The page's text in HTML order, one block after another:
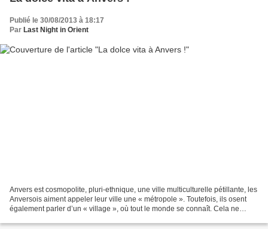
Publié le 30/08/2013 à 18:17
Par Last Night in Orient
Anvers est cosmopolite, pluri-ethnique, une ville multiculturelle pétillante, les
Anversois aiment appeler leur ville une « métropole ». Toutefois, ils osent
également parler d’un « village », où tout le monde se connaît. Cela ne